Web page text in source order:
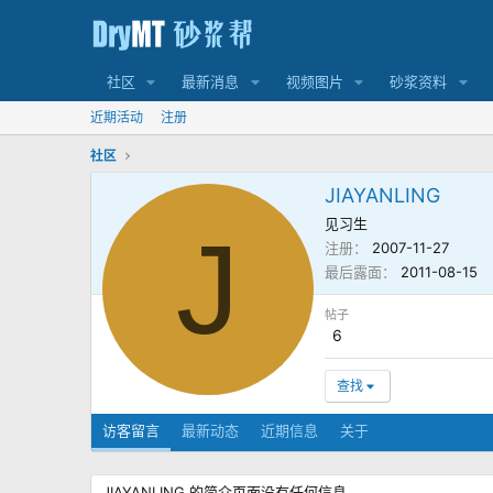
社区 最新消息 视频图片 砂浆资料
近期活动 注册
社区
J
JIAYANLING
见习生
注册
2007-11-27
最后露面
2011-08-15
帖子
6
查找
访客留言 最新动态 近期信息 关于